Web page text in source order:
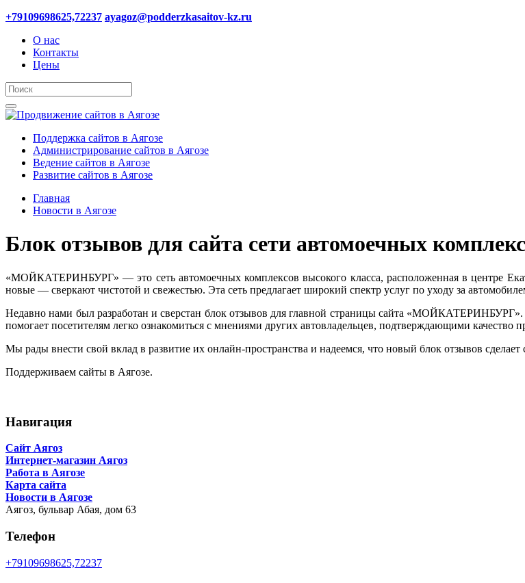
+79109698625,72237 ayagoz@podderzkasaitov-kz.ru
О нас
Контакты
Цены
Поддержка сайтов в Аягозе
Администрирование сайтов в Аягозе
Ведение сайтов в Аягозе
Развитие сайтов в Аягозе
Главная
Новости в Аягозе
Блок отзывов для сайта сети автомоечных
«МОЙКАТЕРИНБУРГ» — это сеть автомоечных комплексов высокого класса, расположенная в центре
новые — сверкают чистотой и свежестью. Эта сеть предлагает широкий спектр услуг по уходу за
Недавно нами был разработан и сверстан блок отзывов для главной страницы сайта
помогает посетителям легко ознакомиться с мнениями других автовладельцев, подтверждающими качество
Мы рады внести свой вклад в развитие их онлайн-пространства и надеемся, что новый блок отзывов
Поддерживаем сайты в Аягозе.
Навигация
Сайт Аягоз
Интернет-магазин Аягоз
Работа в Аягозе
Карта сайта
Новости в Аягозе
Аягоз, бульвар Абая, дом 63
Телефон
+79109698625,72237